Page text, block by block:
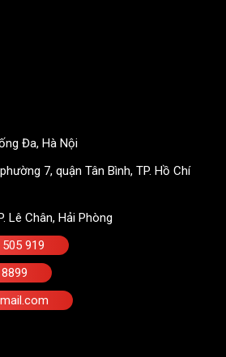
Đa, Hà Nội
7, quận Tân Bình, TP. Hồ Chí
Lê Chân, Hải Phòng
919